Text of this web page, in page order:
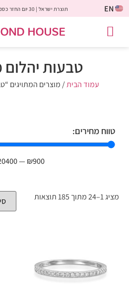
EN תוצרת ישראל | 30 יום החזר כספי | משלוח חינם
HOUSE
טבעות יהלום
עמוד הבית/ מוצרים המתויגים
טווח מחירים:
₪900
—
מציג 1–24 מתוך 185 תוצאות